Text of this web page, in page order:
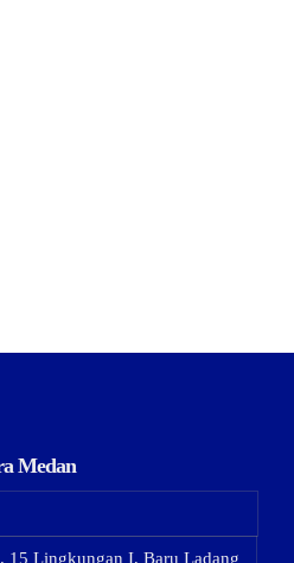
Medan
15 Lingkungan I, Baru Ladang